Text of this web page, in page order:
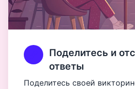
Поделитесь и
ответы
Поделитесь своей